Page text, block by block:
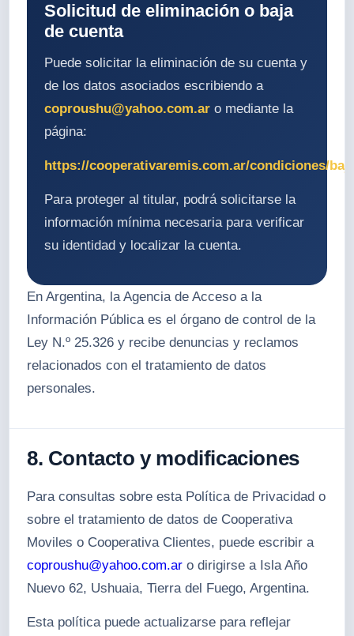
Solicitud de eliminación o baja
de cuenta
Puede solicitar la eliminación de su cuenta y
de los datos asociados escribiendo a
coproushu@yahoo.com.ar o mediante la
página:
https://cooperativaremis.com.ar/condiciones/
Para proteger al titular, podrá solicitarse la
información mínima necesaria para verificar
su identidad y localizar la cuenta.
En Argentina, la Agencia de Acceso a la
Información Pública es el órgano de control de la
Ley N.º 25.326 y recibe denuncias y reclamos
relacionados con el tratamiento de datos
personales.
8. Contacto y modificaciones
Para consultas sobre esta Política de Privacidad o
sobre el tratamiento de datos de Cooperativa
Moviles o Cooperativa Clientes, puede escribir a
coproushu@yahoo.com.ar o dirigirse a Isla Año
Nuevo 62, Ushuaia, Tierra del Fuego, Argentina.
Esta política puede actualizarse para reflejar